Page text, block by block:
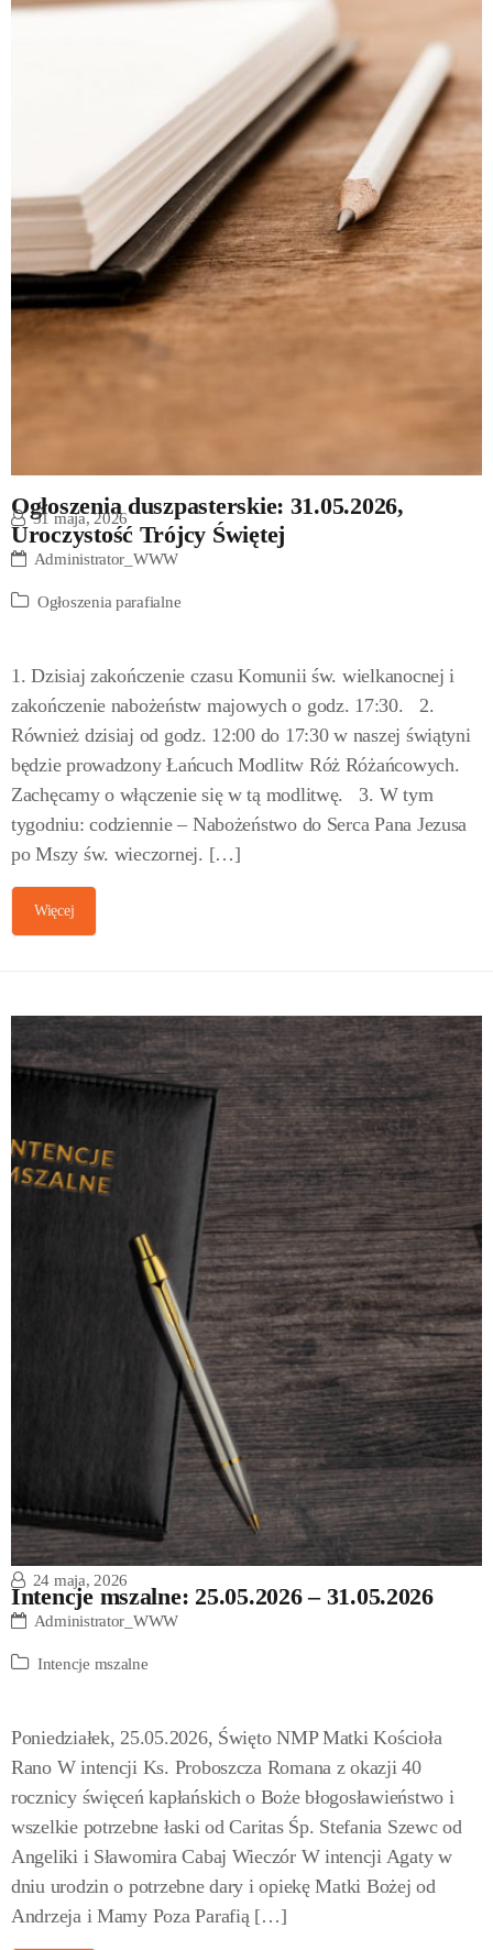
Ogłoszenia duszpasterskie: 31.05.2026,
Uroczystość Trójcy Świętej
31 maja, 2026
Administrator_WWW
Ogłoszenia parafialne
1. Dzisiaj zakończenie czasu Komunii św. wielkanocnej i
zakończenie nabożeństw majowych o godz. 17:30. 2.
Również dzisiaj od godz. 12:00 do 17:30 w naszej świątyni
będzie prowadzony Łańcuch Modlitw Róż Różańcowych.
Zachęcamy o włączenie się w tą modlitwę. 3. W tym
tygodniu: codziennie – Nabożeństwo do Serca Pana Jezusa
po Mszy św. wieczornej. […]
Więcej
Intencje mszalne: 25.05.2026 – 31.05.2026
24 maja, 2026
Administrator_WWW
Intencje mszalne
Poniedziałek, 25.05.2026, Święto NMP Matki Kościoła
Rano W intencji Ks. Proboszcza Romana z okazji 40
rocznicy święceń kapłańskich o Boże błogosławieństwo i
wszelkie potrzebne łaski od Caritas Śp. Stefania Szewc od
Angeliki i Sławomira Cabaj Wieczór W intencji Agaty w
dniu urodzin o potrzebne dary i opiekę Matki Bożej od
Andrzeja i Mamy Poza Parafią […]